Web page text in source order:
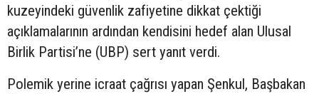
kuzeyindeki güvenlik zafiyetine dikkat çektiği
açıklamalarının ardından kendisini hedef alan Ulusal
Birlik Partisi’ne (UBP) sert yanıt verdi.
Polemik yerine icraat çağrısı yapan Şenkul, Başbakan